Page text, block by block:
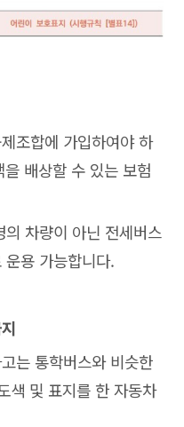
조합에 가입하여야 하
배상할 수 있는 보험
차량이 아닌 전세버스
용 가능합니다.
는 통학버스와 비슷한
색 및 표지를 한 자동차